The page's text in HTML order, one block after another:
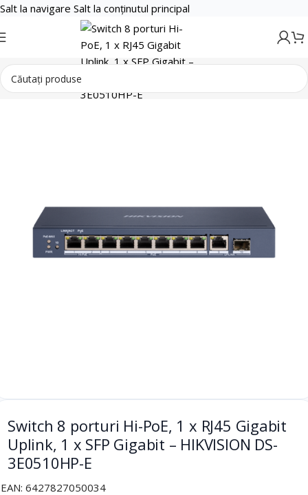
Salt la navigare Salt la conținutul principal
Retelistica Switch-uri PoE
Switch 8 porturi Hi-PoE, 1 x RJ45 Gigabit
Uplink, 1 x SFP Gigabit – HIKVISION DS-
3E0510HP-E
EAN: 6427827050034